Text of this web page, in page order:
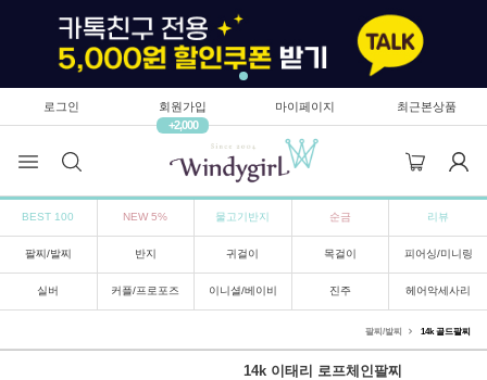
로그인
회원가입
+2,000
마이페이지 최근본상품
BEST 100 NEW 5% 물고기반지 순금 리뷰
팔찌/발찌 반지 귀걸이 목걸이 피어싱/미니링
실버 커플/프로포즈 이니셜/베이비 진주 헤어악세사리
팔찌/발찌 14k 골드팔찌
14k 이태리 로프체인팔찌